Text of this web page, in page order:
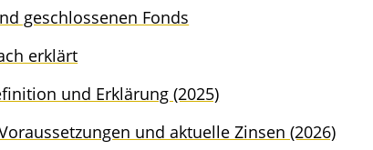
geschlos­se­nen Fonds
erklärt
und Erklä­rung (2025)
und aktuel­le Zinsen (2026)